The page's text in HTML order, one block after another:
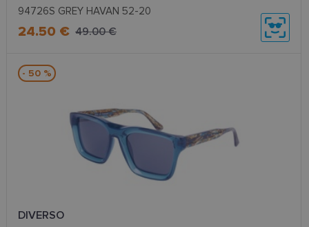
94726S GREY HAVAN 52-20
24.50 € 49.00 €
- 50 %
DIVERSO